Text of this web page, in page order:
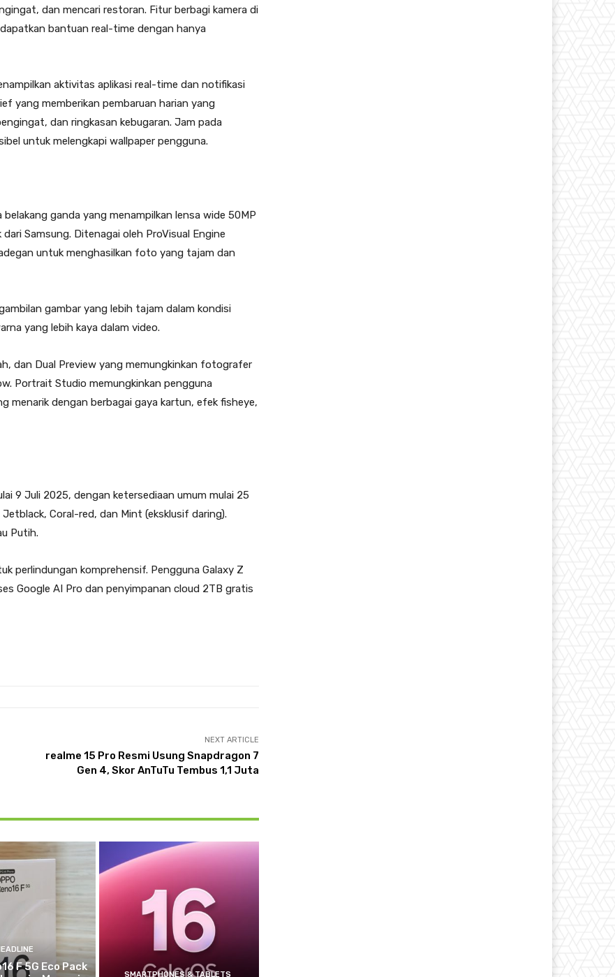
dan mencari restoran. Fitur berbagi kamera di
bantuan real-time dengan hanya
aktivitas aplikasi real-time dan notifikasi
yang memberikan pembaruan harian yang
dan ringkasan kebugaran. Jam pada
untuk melengkapi wallpaper pengguna.
ganda yang menampilkan lensa wide 50MP
Samsung. Ditenagai oleh ProVisual Engine
untuk menghasilkan foto yang tajam dan
gambar yang lebih tajam dalam kondisi
yang lebih kaya dalam video.
dan Dual Preview yang memungkinkan fotografer
Portrait Studio memungkinkan pengguna
menarik dengan berbagai gaya kartun, efek fisheye,
9 Juli 2025, dengan ketersediaan umum mulai 25
Coral-red, dan Mint (eksklusif daring).
Putih.
perlindungan komprehensif. Pengguna Galaxy Z
Google AI Pro dan penyimpanan cloud 2TB gratis
NEXT ARTICLE
realme 15 Pro Resmi Usung Snapdragon 7
Gen 4, Skor AnTuTu Tembus 1,1 Juta
F 5G Eco Pack
SMARTPHONES & TABLETS